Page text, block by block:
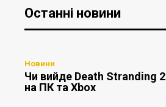
Останні новини
Новини
Чи вийде Death Stranding 2
на ПК та Xbox